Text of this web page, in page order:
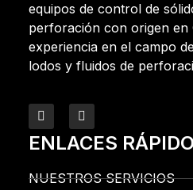
equipos de control de
perforación con origen en
experiencia en el campo
lodos y fluidos de
ENLACES
NUESTROS SERVICIOS